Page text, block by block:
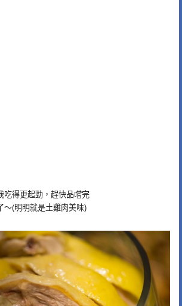
吃得更起勁，趕快品嚐完
～(明明就是土雞肉美味)